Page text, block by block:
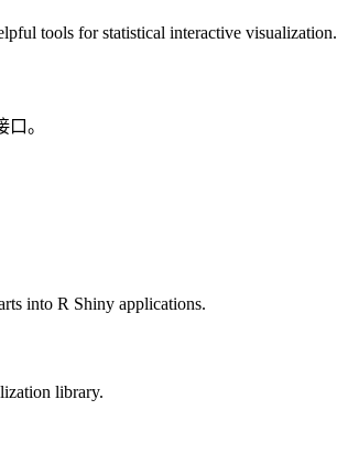
tools for statistical interactive visualization.
口。
into R Shiny applications.
library.